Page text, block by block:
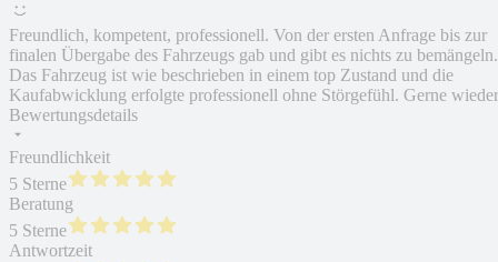
Freundlich, kompetent, professionell. Von der ersten Anfrage bis zur
finalen Übergabe des Fahrzeugs gab und gibt es nichts zu bemängeln.
Das Fahrzeug ist wie beschrieben in einem top Zustand und die
Kaufabwicklung erfolgte professionell ohne Störgefühl. Gerne
Bewertungsdetails
Freundlichkeit
5 Sterne
Beratung
5 Sterne
Antwortzeit